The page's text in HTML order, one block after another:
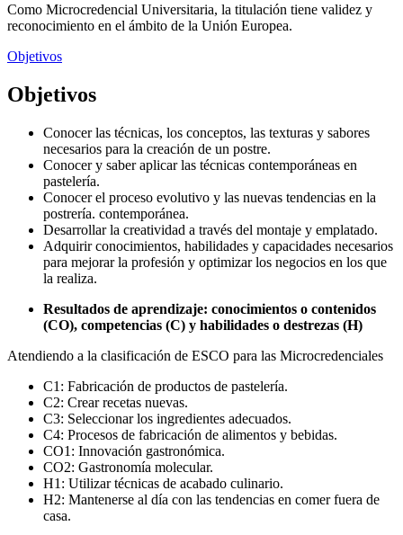
Como Microcredencial Universitaria, la titulación tiene validez y
reconocimiento en el ámbito de la Unión Europea.
Objetivos
Objetivos
Conocer las técnicas, los conceptos, las texturas y sabores
necesarios para la creación de un postre.
Conocer y saber aplicar las técnicas contemporáneas en
pastelería.
Conocer el proceso evolutivo y las nuevas tendencias en la
postrería. contemporánea.
Desarrollar la creatividad a través del montaje y emplatado.
Adquirir conocimientos, habilidades y capacidades necesarios
para mejorar la profesión y optimizar los negocios en los que
la realiza.
Resultados de aprendizaje: conocimientos o contenidos
(CO), competencias (C) y habilidades o destrezas (H)
Atendiendo a la clasificación de ESCO para las Microcredenciales
C1: Fabricación de productos de pastelería.
C2: Crear recetas nuevas.
C3: Seleccionar los ingredientes adecuados.
C4: Procesos de fabricación de alimentos y bebidas.
CO1: Innovación gastronómica.
CO2: Gastronomía molecular.
H1: Utilizar técnicas de acabado culinario.
H2: Mantenerse al día con las tendencias en comer fuera de
casa.